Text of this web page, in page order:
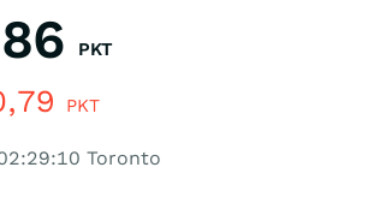
PKT
PKT
Toronto